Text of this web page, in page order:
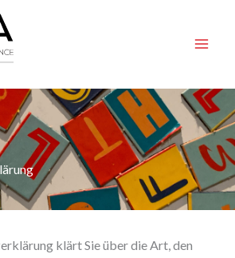
klärt Sie über die Art, den